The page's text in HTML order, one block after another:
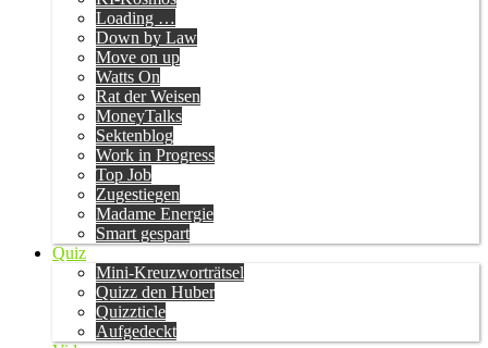
Loading …
Down by Law
Move on up
Watts On
Rat der Weisen
MoneyTalks
Sektenblog
Work in Progress
Top Job
Zugestiegen
Madame Energie
Smart gespart
Quiz
Mini-Kreuzworträtsel
Quizz den Huber
Quizzticle
Aufgedeckt